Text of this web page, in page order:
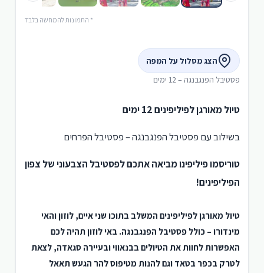
* התמונות להמחשה בלבד
הצג מסלול על המפה
פסטיבל הפנגבנגה – 12 ימים
טיול מאורגן לפיליפינים 12 ימים
בשילוב עם פסטיבל הפנגבנגה – פסטיבל הפרחים
טוריסמו פיליפינו מביאה אתכם לפסטיבל הצבעוני של צפון
הפיליפינים!
טיול מאורגן לפיליפינים המשלב בתוכו שני איים, לוזון והאי
מינדורו – כולל פסטיבל הפנגבנגה. באי לוזון תהיה לכם
האפשרות לחוות את הטיולים בבנאווי ובעיירה סגאדה, לצאת
לטרק בכפר בטאד וגם להנות מטיפוס להר הגעש תאאל